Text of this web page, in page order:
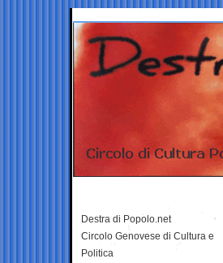
Destra di Popolo.net
Circolo Genovese di Cultura e
Politica